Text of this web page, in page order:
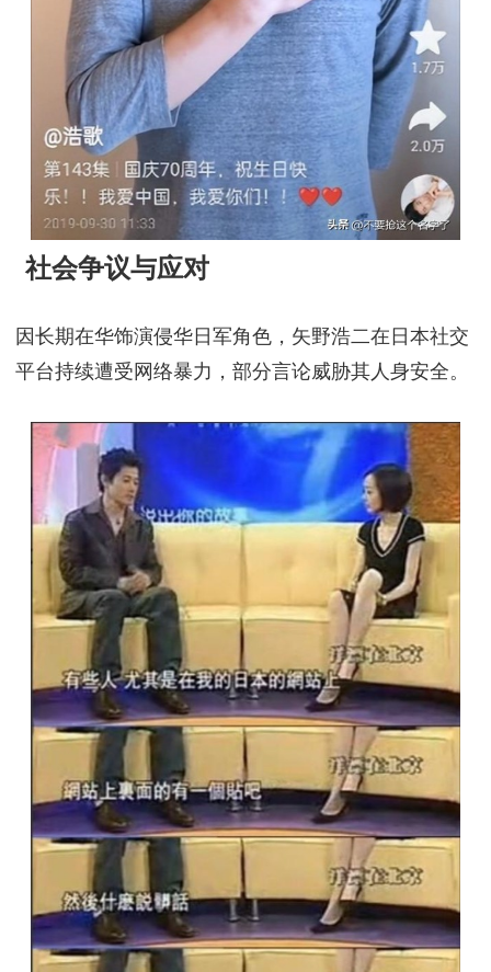
社会争议与应对
因长期在华饰演侵华日军角色，矢野浩二在日本社交
平台持续遭受网络暴力，部分言论威胁其人身安全。